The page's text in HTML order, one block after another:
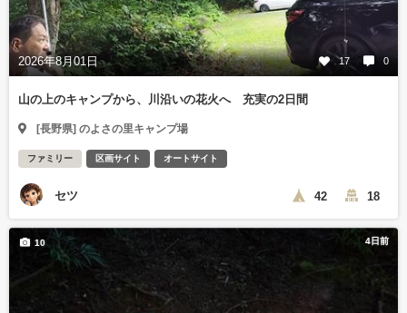
2026年8月01日 17 0
山の上のキャンプから、川沿いの花火へ 充実の2日間
[長野県] のよさの里キャンプ場
ファミリー 区画サイト オートサイト
セツ 42 18
4日前
10